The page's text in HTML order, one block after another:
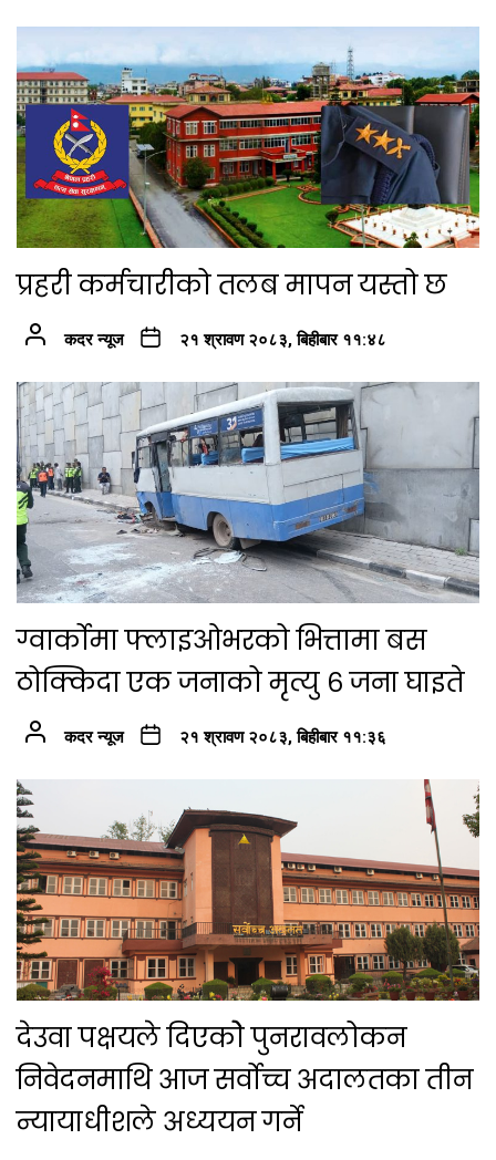
प्रहरी कर्मचारीको तलब मापन यस्तो छ
कदर न्यूज २१ श्रावण २०८३, बिहीबार ११:४८
ग्वार्कोमा फ्लाइओभरको भित्तामा बस
ठोक्किदा एक जनाको मृत्यु ६ जना घाइते
कदर न्यूज २१ श्रावण २०८३, बिहीबार ११:३६
देउवा पक्षयले दिएकोे पुनरावलोकन
निवेदनमाथि आज सर्वोच्च अदालतका तीन
न्यायाधीशले अध्ययन गर्ने